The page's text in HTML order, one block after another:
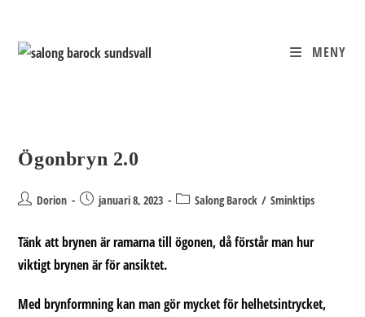
innehållet
MENY
Ögonbryn 2.0
Inläggsförfattare:
Dorion
Inläggetjanuari 8, 2023 Inläggskategori:
Salong Barock / Sminktips
Tänk att brynen är ramarna till ögonen, då förstår man hur
viktigt brynen är för ansiktet.
Med brynformning kan man gör mycket för helhetsintrycket,